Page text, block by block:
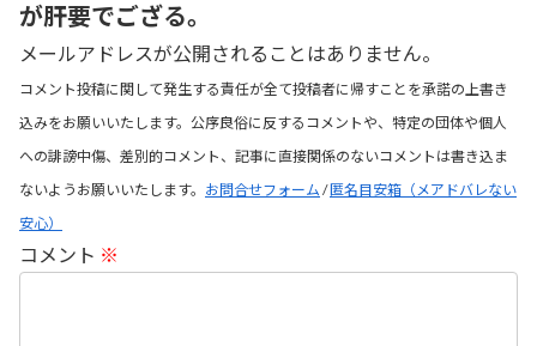
が肝要でござる。
メールアドレスが公開されることはありません。
コメント投稿に関して発生する責任が全て投稿者に帰すことを承諾の上書き
込みをお願いいたします。公序良俗に反するコメントや、特定の団体や個人
への誹謗中傷、差別的コメント、記事に直接関係のないコメントは書き込ま
ないようお願いいたします。 お問合せフォーム /匿名目安箱（メアドバレない
安心）
コメント ※